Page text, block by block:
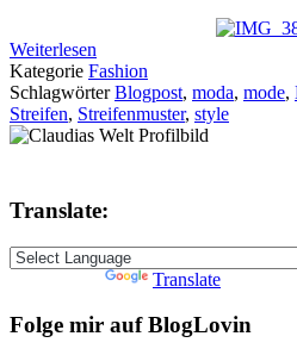
Weiterlesen
Kategorie Fashion
SchlagwörterBlogpost, moda, mode,
Streifen, Streifenmuster, style
Translate:
Translate
Folge mir auf BlogLovin